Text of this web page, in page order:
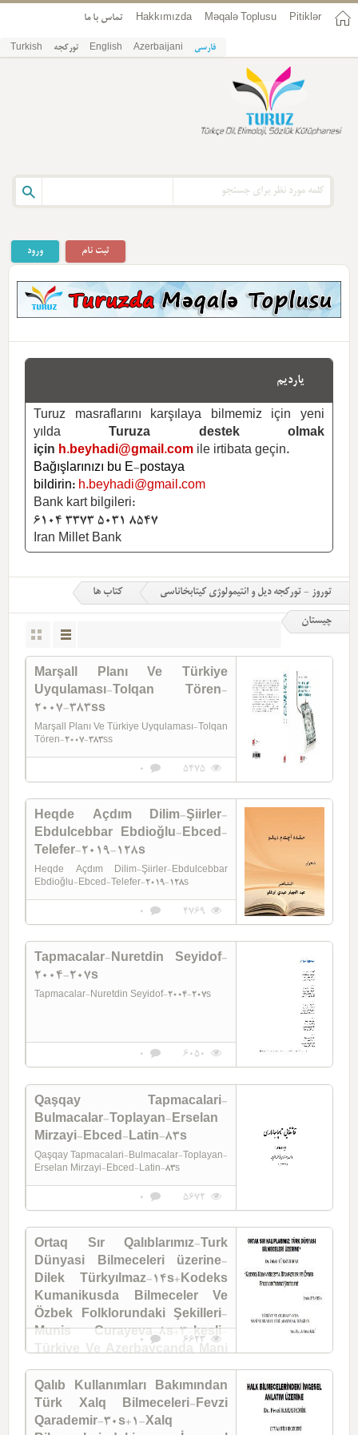
Pitiklər
Məqalə Toplusu
Hakkımızda تماس با ما
فارسی Azerbaijani
English تورکجه Turkish
ورود ثبت نام
یاردیم
Turuz masraflarını karşılaya bilmemiz için yeni
yılda
Turuza destek olmak
için h.beyhadi@gmail.com ile irtibata geçin.
Bağışlarınızı bu E-postaya
bildirin: h.beyhadi@gmail.com
Bank kart bilgileri:
6104 3373 5031 8547
Iran Millet Bank
توروز - تورکجه دیل و ائتیمولوژی کیتابخاناسی کتاب ها
چیستان
Marşall Planı Ve Türkiye
Uyqulaması-Tolqan Tören-
2007-383ss
Marşall Planı Ve Türkiye Uyqulaması-Tolqan
Tören-2007-383ss
5475
0
Heqde Açdım Dilim-Şiirler-
Ebdulcebbar Ebdioğlu-Ebced-
Telefer-2019-128s
Heqde Açdım Dilim-Şiirler-Ebdulcebbar
Ebdioğlu-Ebced-Telefer-2019-128s
4769
0
Tapmacalar-Nuretdin Seyidof-
2004-207s
Tapmacalar-Nuretdin Seyidof-2004-207s
6050
0
Qaşqay Tapmacalari-
Bulmacalar-Toplayan-Erselan
Mirzayi-Ebced-Latin-83s
Qaşqay Tapmacalari-Bulmacalar-Toplayan-
Erselan Mirzayi-Ebced-Latin-83s
5672
0
Ortaq Sır Qalıblarımız-Turk
Dünyasi Bilmeceleri üzerine-
Dilek Türkyılmaz-14s+Kodeks
Kumanikusda Bilmeceler Ve
Özbek Folklorundaki Şekilleri-
Munis Curayeva-8s+3-kesli-
Türkiye Ve Azerbaycanda Mani
Ve Bilmece Türü Arasındaki
Ilişgiler-xedi
Ortaq Sır Qalıblarımız-Türk Dünyasi
Bilmeceleri üzerine-Dilek Türkyılmaz-
14s+Kodeks Kumanikusda Bilmeceler Ve
6623
0
Qalıb Kullanımları Bakımından
Türk Xalq Bilmeceleri-Fevzi
Qarademir-30s+1-Xalq